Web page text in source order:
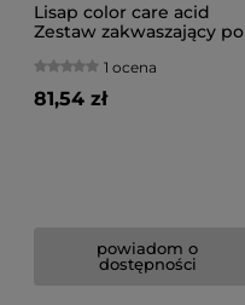
Lisap color care acid
Zestaw zakwaszający po
250ml odżywka 250ml
1 ocena
81,54 zł
powiadom o
dostępności